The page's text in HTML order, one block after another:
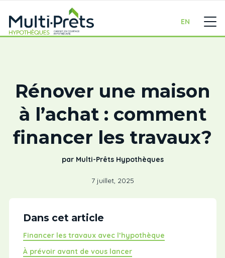
EN
Rénover une maison
à l’achat : comment
financer les travaux?
par Multi-Prêts Hypothèques
7 juillet, 2025
Dans cet article
Financer les travaux avec l’hypothèque
À prévoir avant de vous lancer